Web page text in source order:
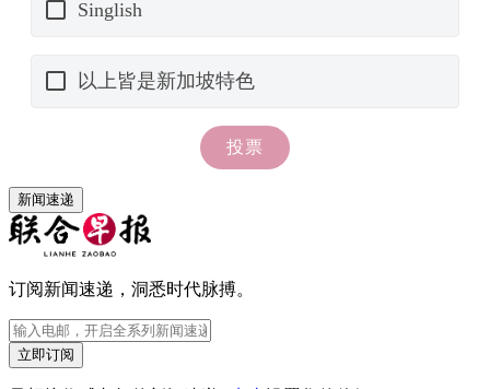
新闻速递
订阅新闻速递，洞悉时代脉搏。
立即订阅